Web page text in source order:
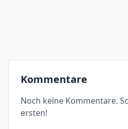
Kommentare
Noch keine Kommentare.
ersten!